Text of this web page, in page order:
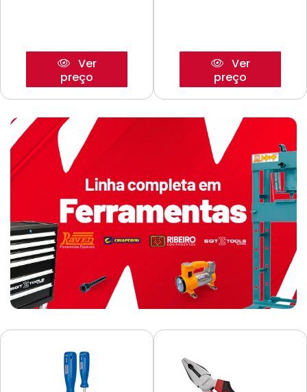
Ver
preço
Ver
preço